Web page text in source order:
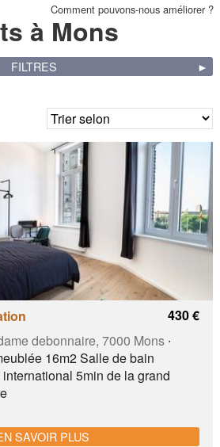
Comment pouvons-nous améliorer ?
à Mons
FILTRES
debonnaire, 7000 Mons ∙
16m2 Salle de bain
5min de la grand
430 €
SAVOIR PLUS